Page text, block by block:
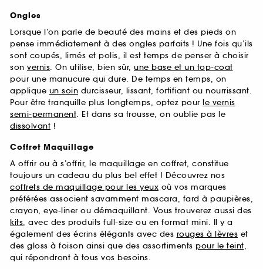
Ongles
Lorsque l’on parle de beauté des mains et des pieds on
pense immédiatement à des ongles parfaits ! Une fois qu’ils
sont coupés, limés et polis, il est temps de penser à choisir
son vernis. On utilise, bien sûr, une base et un top-coat
pour une manucure qui dure. De temps en temps, on
applique un soin durcisseur, lissant, fortifiant ou nourrissant.
Pour être tranquille plus longtemps, optez pour le vernis
semi-permanent. Et dans sa trousse, on oublie pas le
dissolvant !
Coffret Maquillage
A offrir ou à s’offrir, le maquillage en coffret, constitue
toujours un cadeau du plus bel effet ! Découvrez nos
coffrets de maquillage pour les yeux où vos marques
préférées associent savamment mascara, fard à paupières,
crayon, eye-liner ou démaquillant. Vous trouverez aussi des
kits, avec des produits full-size ou en format mini. Il y a
également des écrins élégants avec des rouges à lèvres et
des gloss à foison ainsi que des assortiments pour le teint,
qui répondront à tous vos besoins.